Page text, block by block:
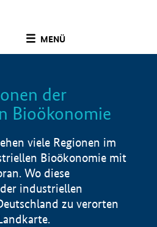
MENÜ
der
Bioökonomie
viele Regionen im
Bioökonomie mit
Wo diese
industriellen
zu verorten